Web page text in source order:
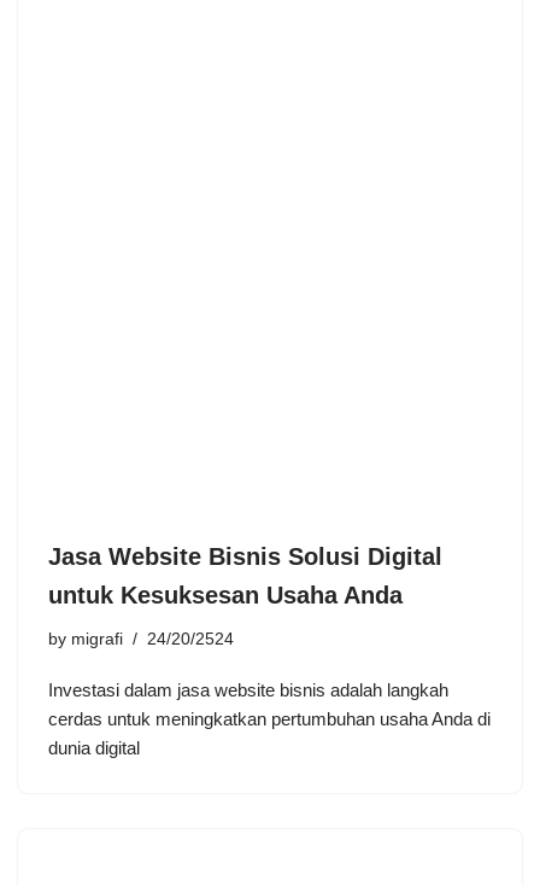
Jasa Website Bisnis Solusi Digital
untuk Kesuksesan Usaha Anda
by migrafi 24/20/2524
Investasi dalam jasa website bisnis adalah langkah
cerdas untuk meningkatkan pertumbuhan usaha Anda di
dunia digital